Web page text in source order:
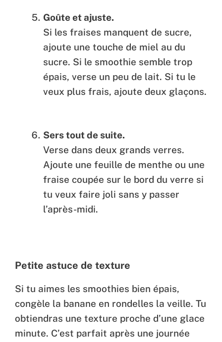
Goûte et ajuste.
Si les fraises manquent de sucre,
ajoute une touche de miel au du
sucre. Si le smoothie semble trop
épais, verse un peu de lait. Si tu le
veux plus frais, ajoute deux glaçons.
Sers tout de suite.
Verse dans deux grands verres.
Ajoute une feuille de menthe ou une
fraise coupée sur le bord du verre si
tu veux faire joli sans y passer
l’après-midi.
Petite astuce de texture
Si tu aimes les smoothies bien épais,
congèle la banane en rondelles la veille. Tu
obtiendras une texture proche d’une glace
minute. C’est parfait après une journée